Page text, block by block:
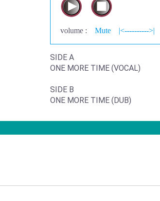
volume : Mute |<---------->|
SIDE A
ONE MORE TIME (VOCAL)
SIDE B
ONE MORE TIME (DUB)